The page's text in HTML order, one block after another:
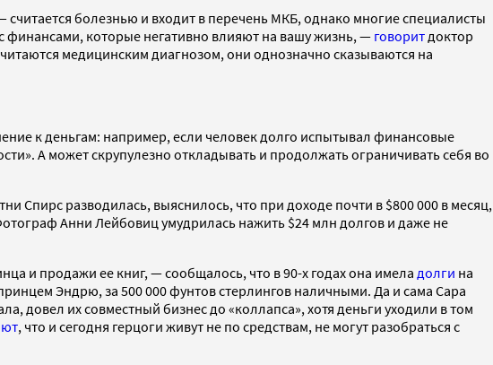
болезнью и входит в перечень МКБ, однако многие специалисты
финансами, которые негативно влияют на вашу жизнь, — говорит доктор
медицинским диагнозом, они однозначно сказываются на
к деньгам: например, если человек долго испытывал финансовые
А может скрупулезно откладывать и продолжать ограничивать себя во
Спирс разводилась, выяснилось, что при доходе почти в $800 000 в месяц,
Анни Лейбовиц умудрилась нажить $24 млн долгов и даже не
и продажи ее книг, — сообщалось, что в 90-х годах она имела долги на
Эндрю, за 500 000 фунтов стерлингов наличными. Да и сама Сара
довел их совместный бизнес до «коллапса», хотя деньги уходили в том
, что и сегодня герцоги живут не по средствам, не могут разобраться с